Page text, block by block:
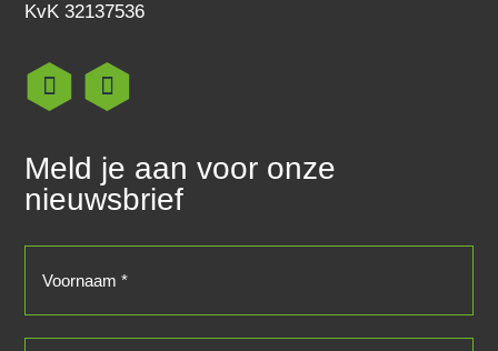
KvK 32137536
Meld je aan voor onze
nieuwsbrief